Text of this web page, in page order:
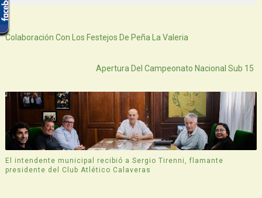
Siguiente
Colaboración Con Los Festejos De Peña La Valeria
Apertura Del Campeonato Nacional Sub 15
El intendente municipal recibió a Sergio Tirenni, flamante
presidente del Club Atlético Calaveras